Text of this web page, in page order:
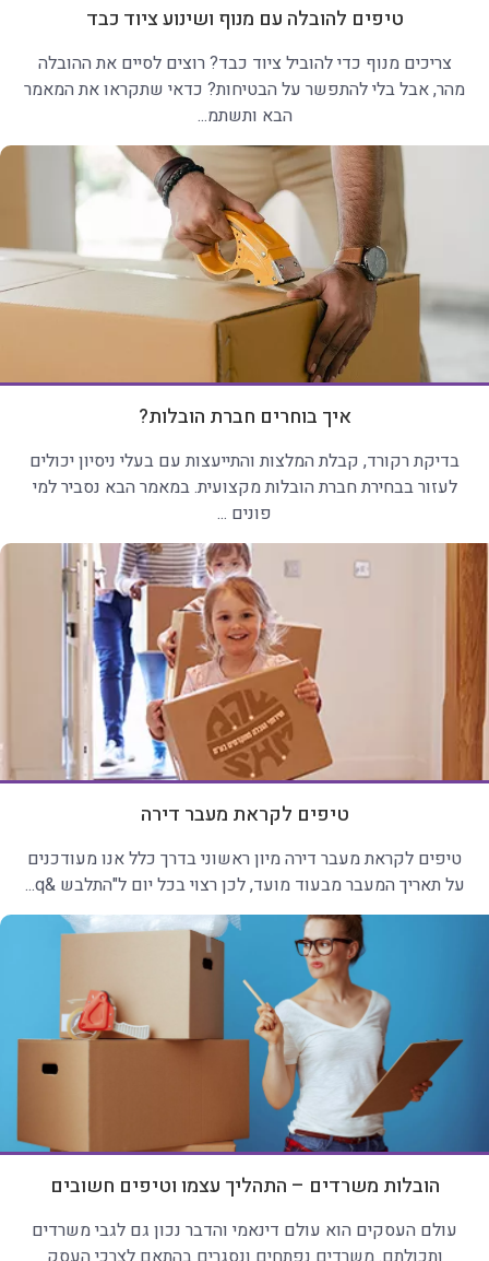
טיפים להובלה עם מנוף ושינוע ציוד כבד
צריכים מנוף כדי להוביל ציוד כבד? רוצים לסיים את ההובלה
מהר, אבל בלי להתפשר על הבטיחות? כדאי שתקראו את המאמר
הבא ותשתמ...
איך בוחרים חברת הובלות?
בדיקת רקורד, קבלת המלצות והתייעצות עם בעלי ניסיון יכולים
לעזור בבחירת חברת הובלות מקצועית. במאמר הבא נסביר למי
פונים ...
טיפים לקראת מעבר דירה
טיפים לקראת מעבר דירה מיון ראשוני בדרך כלל אנו מעודכנים
על תאריך המעבר מבעוד מועד, לכן רצוי בכל יום ל"התלבש &q...
הובלות משרדים – התהליך עצמו וטיפים חשובים
עולם העסקים הוא עולם דינאמי והדבר נכון גם לגבי משרדים